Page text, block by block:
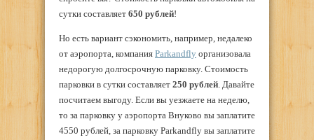
сутки составляет 650 рублей!
Но есть вариант сэкономить, например, недалеко
от аэропорта, компания Parkandfly организовала
недорогую долгосрочную парковку. Стоимость
парковки в сутки составляет 250 рублей. Давайте
посчитаем выгоду. Если вы уезжаете на неделю,
то за парковку у аэропорта Внуково вы заплатите
4550 рублей, за парковку Parkandfly вы заплатите